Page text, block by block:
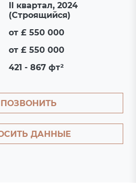
II квартал, 2024
(Строящийся)
от £ 550 000
от £ 550 000
421 - 867 фт²
ПОЗВОНИТЬ
ДАННЫЕ